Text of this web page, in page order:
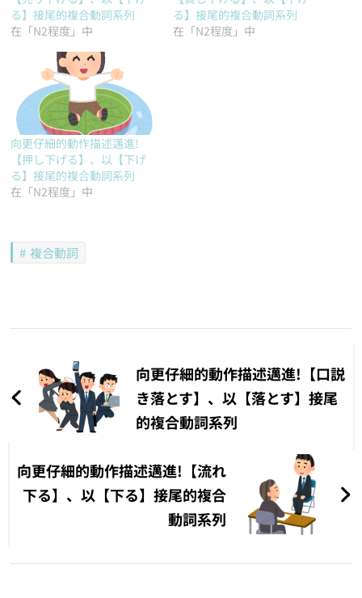
る】接尾的複合動詞系列
在「N2程度」中
る】接尾的複合動詞系列
在「N2程度」中
向更仔細的動作描述邁進!
【押し下げる】、以【下げ
る】接尾的複合動詞系列
在「N2程度」中
複合動詞
導
向更仔細的動作描述邁進!【口説
き落とす】、以【落とす】接尾
的複合動詞系列
向更仔細的動作描述邁進!【流れ
下る】、以【下る】接尾的複合
動詞系列